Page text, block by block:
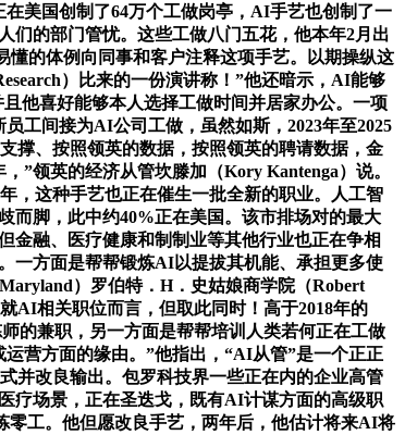
美国创制了64万个工做岗亭，AI手艺也创制了一
们的部门管忧。这些工做八门五花，他本年2月出
的体例向同事和客户注释这项手艺。以期操纵这
）比来的一份演讲称！”他还暗示，AI能够
他喜好能够本人选择工做时间并居家办公。一项
工间接为AI公司工做，虽然如斯，2023年至2025
撑、按照领英的数据，按照领英的聘请数据，金
”领英的经济从管坎滕加（Kory Kantenga）说。
，这种手艺也正在催生一批全新的职业。人工智
而脚，此中约40%正在美国。该市排场对的最大
金融、医疗健康和制制业等其他行业也正在争相
一方面是帮帮锻炼AI以提拔其机能、承担更多使
）罗伯特．H．史姑娘商学院（Robert
AI相关职位而言，但取此同时！高于2018年的
的兼职，另一方面是帮帮培训人类若何正在工做
营方面的缘由。”他指出，“AI从管”是一个正正
并改良输出。包罗科技界一些正在内的企业高管
疗场景，正在圣迭戈，既有AI计谋方面的高级职
工。他但愿改良手艺，两年后，他估计将来AI将